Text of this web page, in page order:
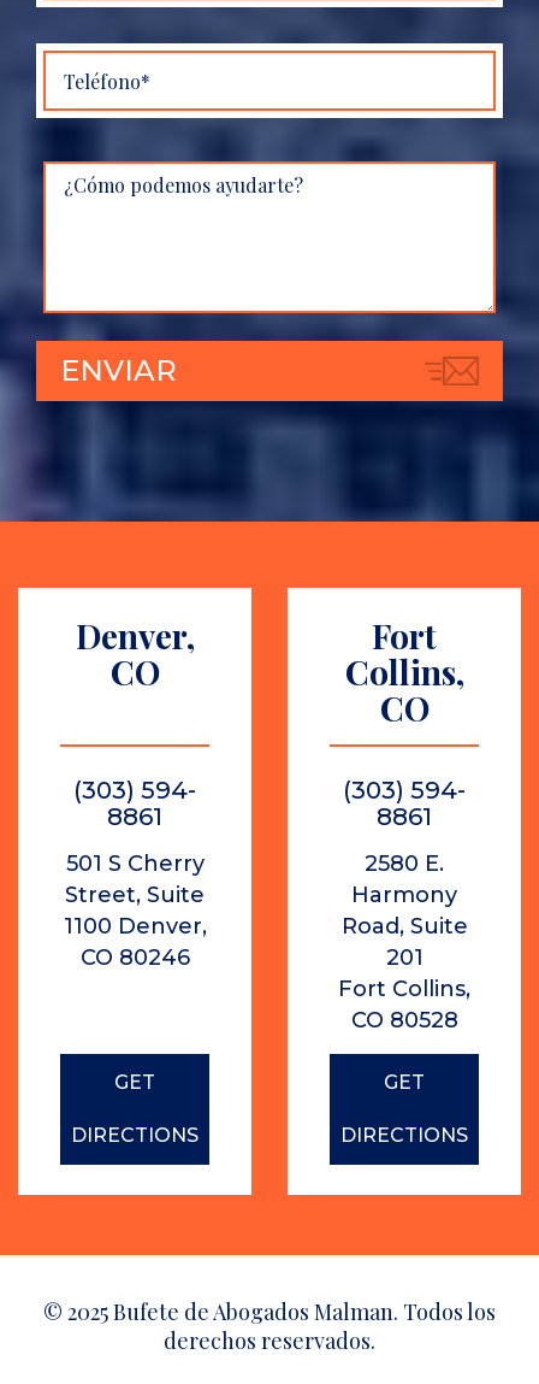
Denver,
CO
(303) 594-
8861
501 S Cherry
Street, Suite
1100 Denver,
CO 80246
GET
DIRECTIONS
Fort
Collins,
CO
(303) 594-
8861
2580 E.
Harmony
Road, Suite
201
Fort Collins,
CO 80528
GET
DIRECTIONS
© 2025 Bufete de Abogados Malman. Todos los
derechos reservados.